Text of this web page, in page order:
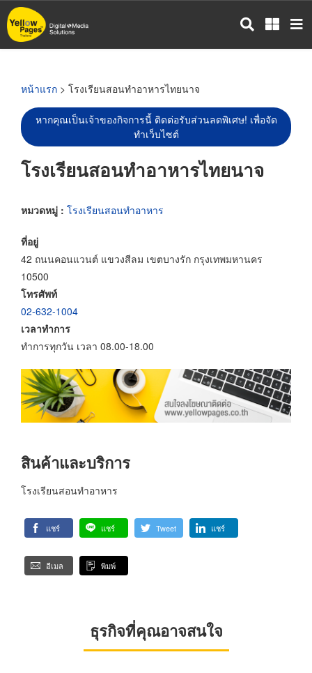
ข้าม
ไป
หน้าแรก > โรงเรียนสอนทำอาหารไทยนาจ
หากคุณเป็นเจ้าของกิจการนี้ ติดต่อรับส่วนลดพิเศษ! เพื่อจัด
ทำเว็บไซต์
โรงเรียนสอนทำอาหารไทยนาจ
หมวดหมู่ : โรงเรียนสอนทำอาหาร
ที่อยู่
42 ถนนคอนแวนต์ แขวงสีลม เขตบางรัก กรุงเทพมหานคร
10500
โทรศัพท์
02-632-1004
เวลาทำการ
ทำการทุกวัน เวลา 08.00-18.00
สินค้าและบริการ
โรงเรียนสอนทำอาหาร
แชร์ แชร์ Tweet แชร์
อีเมล พิมพ์
ธุรกิจที่คุณอาจสนใจ